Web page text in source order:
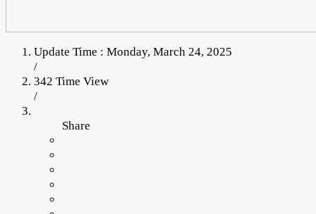
Update Time : Monday, March 24, 2025
/
342 Time View
/
Share